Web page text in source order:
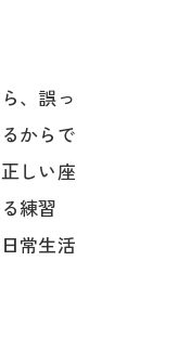
、誤っ
からで
しい座
練習
常生活